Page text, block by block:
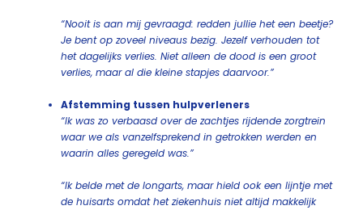
“Nooit is aan mij gevraagd: redden jullie het een beetje?
Je bent op zoveel niveaus bezig. Jezelf verhouden tot
het dagelijks verlies. Niet alleen de dood is een groot
verlies, maar al die kleine stapjes daarvoor.”
Afstemming tussen hulpverleners
“Ik was zo verbaasd over de zachtjes rijdende zorgtrein
waar we als vanzelfsprekend in getrokken werden en
waarin alles geregeld was.”
“Ik belde met de longarts, maar hield ook een lijntje met
de huisarts omdat het ziekenhuis niet altijd makkelijk